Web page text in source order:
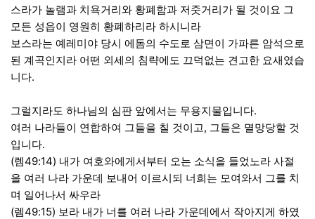
스라가 놀램과 치욕거리와 황폐함과 저줏거리가 될 것이요 그
모든 성읍이 영원히 황폐하리라 하시니라
보스라는 예레미야 당시 에돔의 수도로 삼면이 가파른 암석으로
된 계곡인지라 어떤 외세의 침략에도 끄덕없는 견고한 요새였습
니다.
그럴지라도 하나님의 심판 앞에서는 무용지물입니다.
여러 나라들이 연합하여 그들을 칠 것이고, 그들은 멸망당할 것
입니다.
(렘49:14) 내가 여호와에게서부터 오는 소식을 들었노라 사절
을 여러 나라 가운데 보내어 이르시되 너희는 모여와서 그를 치
며 일어나서 싸우라
(렘49:15) 보라 내가 너를 여러 나라 가운데에서 작아지게 하였